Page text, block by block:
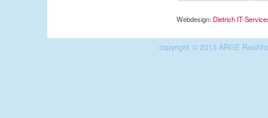
Webdesign: Dietrich IT-
copyright © 2013 ARGE